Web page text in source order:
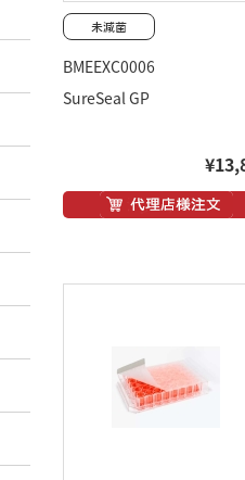
BMEEXC0006
SureSeal GP